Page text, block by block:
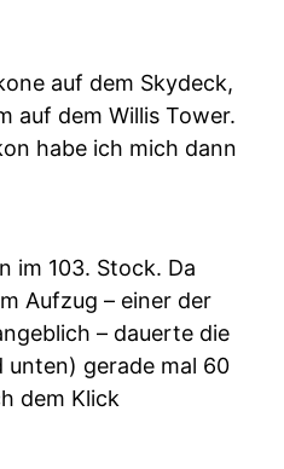
auf dem Skydeck,
auf dem Willis Tower.
habe ich mich dann
im 103. Stock. Da
Aufzug – einer der
– dauerte die
gerade mal 60
dem Klick